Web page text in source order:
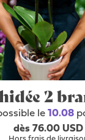
2
le 10.08
dès 76.00 USD